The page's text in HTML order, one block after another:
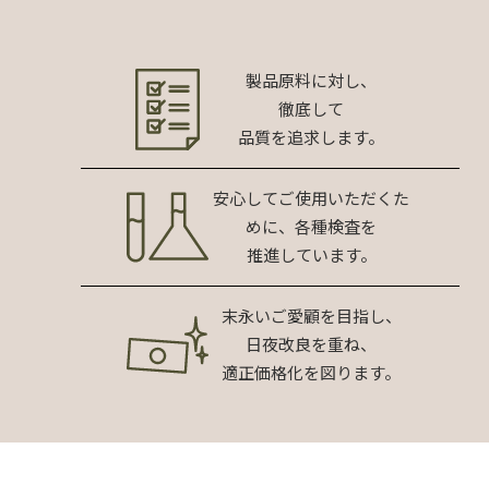
製品原料に対し、
徹底して
品質を追求します。
安心してご使用いただくた
めに、各種検査を
推進しています。
末永いご愛顧を目指し、
日夜改良を重ね、
適正価格化を図ります。